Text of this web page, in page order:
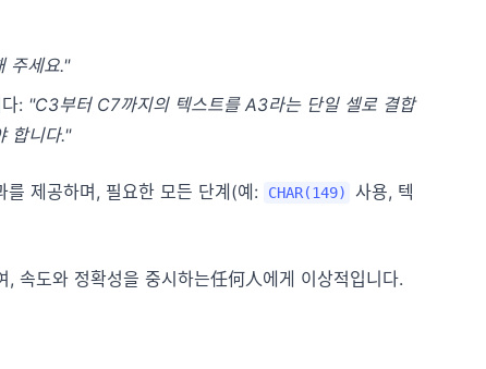
주세요."
: "C3부터 C7까지의 텍스트를 A3라는 단일 셀로 결합
합니다."
제공하며, 필요한 모든 단계(예: CHAR(149)
사용, 텍
속도와 정확성을 중시하는任何人에게 이상적입니다.